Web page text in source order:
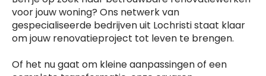
voor jouw woning? Ons netwerk van
gespecialiseerde bedrijven uit Lochristi staat klaar
om jouw renovatieproject tot leven te brengen.
Of het nu gaat om kleine aanpassingen of een